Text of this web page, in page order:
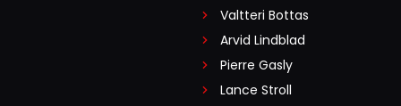
Valtteri Bottas
Arvid Lindblad
Pierre Gasly
Lance Stroll